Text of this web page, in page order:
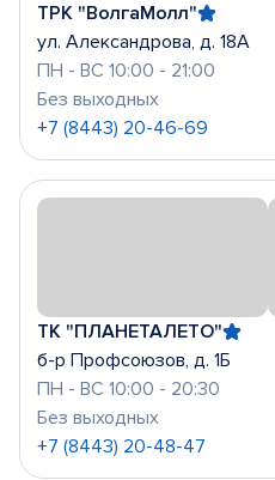
ТРК "ВолгаМолл"
ул. Александрова, д. 18А
ПН - ВС 10:00 - 21:00
Без выходных
+7 (8443) 20-46-69
ТК "ПЛАНЕТАЛЕТО"
б-р Профсоюзов, д. 1Б
ПН - ВС 10:00 - 20:30
Без выходных
+7 (8443) 20-48-47